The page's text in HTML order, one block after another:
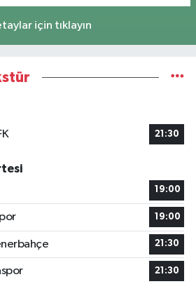
için tıklayın
21:30
19:00
19:00
21:30
21:30